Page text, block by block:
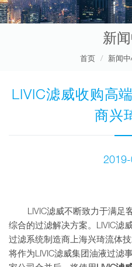
新
首页 新闻中
LIVIC滤威收购高
商兴
LIVIC滤威不断致力于满足客
综合的过滤解决方案。LIVIC滤
过滤系统制造商上海兴琦流体
将作为LIVIC滤威集团油液过滤